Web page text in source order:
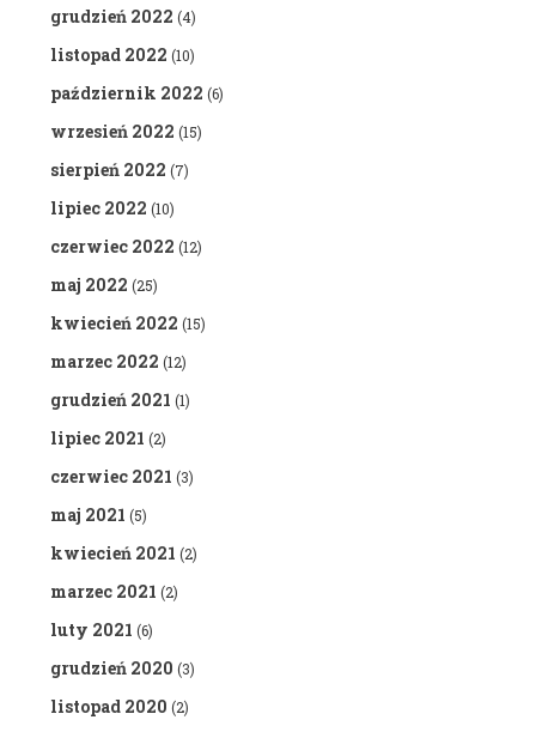
grudzień 2022 (4)
listopad 2022 (10)
październik 2022 (6)
wrzesień 2022 (15)
sierpień 2022 (7)
lipiec 2022 (10)
czerwiec 2022 (12)
maj 2022 (25)
kwiecień 2022 (15)
marzec 2022 (12)
grudzień 2021 (1)
lipiec 2021 (2)
czerwiec 2021 (3)
maj 2021 (5)
kwiecień 2021 (2)
marzec 2021 (2)
luty 2021 (6)
grudzień 2020 (3)
listopad 2020 (2)